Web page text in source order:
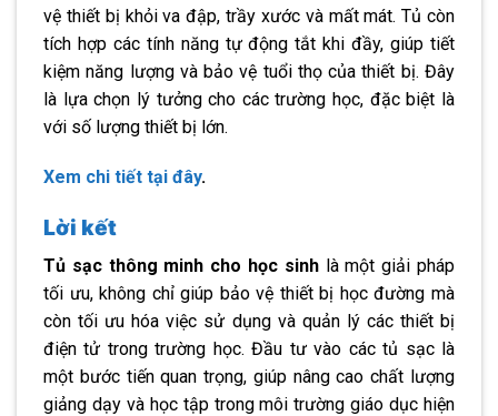
vệ thiết bị khỏi va đập, trầy xước và mất mát. Tủ còn
tích hợp các tính năng tự động tắt khi đầy, giúp tiết
kiệm năng lượng và bảo vệ tuổi thọ của thiết bị. Đây
là lựa chọn lý tưởng cho các trường học, đặc biệt là
với số lượng thiết bị lớn.
Xem chi tiết tại đây.
Lời kết
Tủ sạc thông minh cho học sinhlà một giải pháp
tối ưu, không chỉ giúp bảo vệ thiết bị học đường mà
còn tối ưu hóa việc sử dụng và quản lý các thiết bị
điện tử trong trường học. Đầu tư vào các tủ sạc là
một bước tiến quan trọng, giúp nâng cao chất lượng
giảng dạy và học tập trong môi trường giáo dục hiện